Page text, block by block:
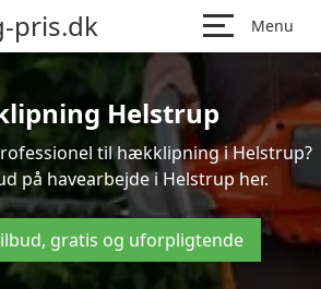
pris.dk Menu
Helstrup
til hækklipning i Helstrup?
på havearbejde i Helstrup her.
gratis og uforpligtende